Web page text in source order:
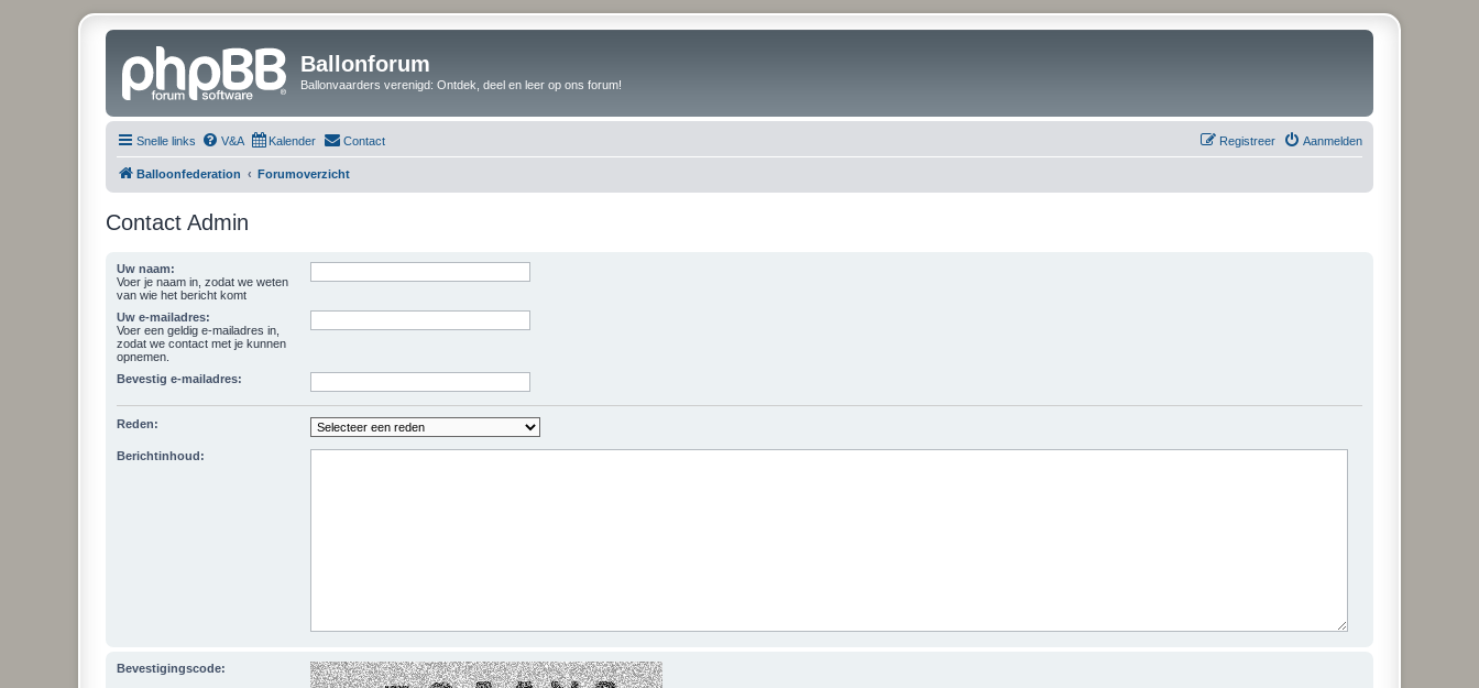
Ballonforum
Ballonvaarders verenigd: Ontdek, deel en leer op ons forum!
Snelle links V&A Kalender Contact Aanmelden
Registreer
Balloonfederation Forumoverzicht
Contact Admin
Uw naam:
Voer je naam in, zodat we weten
van wie het bericht komt
Uw e-mailadres:
Voer een geldig e-mailadres in,
zodat we contact met je kunnen
opnemen.
Bevestig e-mailadres:
Reden:
Berichtinhoud:
Bevestigingscode: